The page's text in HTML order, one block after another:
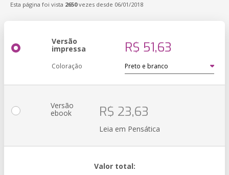
Esta página foi vista 2650vezes desde 06/01/2018
Versão
impressa R$ 51,63
Coloração
Versão
ebook R$ 23,63
Leia em Pensática
Valor total: